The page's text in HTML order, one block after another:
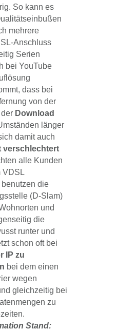
So kann es
mehrere
Anschluss
Serien
bei YouTube
dass bei
von der
Download
länger
damit auch
verschlechtert
alle Kunden
VDSL
die
(D-Slam)
und
die
runter und
schon oft bei
IP zu
bei dem einen
wegen
gleichzeitig bei
zu
Stand: